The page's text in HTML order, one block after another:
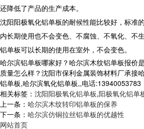
还降低了产品的生产成本。
沈阳阳极氧化铝单板的耐候性能比较好，标准
内长期使用也不会变色、不腐蚀、不氧化、不
铝单板可以长期的使用在室外，不会变色。
哈尔滨铝单板哪家好？哈尔滨木纹铝单板报价
质量怎么样？沈阳市保利金属装饰材料厂承接
铝单板,哈尔滨氧化铝单板,,电话:13940053783
相关标签： 沈阳阳极氧化铝单板,阳极氧化铝单
上一条： 哈尔滨木纹转印铝单板的保养
下一条： 哈尔滨仿铜拉丝铝单板的优越性
网站首页